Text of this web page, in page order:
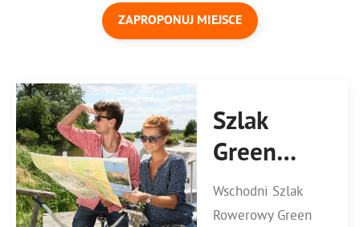
ZAPROPONUJ MIEJSCE
Szlak
Green
Velo
Wschodni Szlak
Rowerowy Green